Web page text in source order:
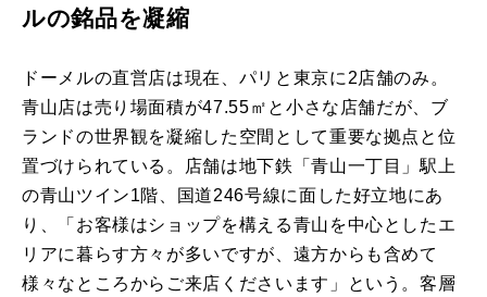
ルの銘品を凝縮
ドーメルの直営店は現在、パリと東京に2店舗のみ。
青山店は売り場面積が47.55㎡と小さな店舗だが、ブ
ランドの世界観を凝縮した空間として重要な拠点と位
置づけられている。店舗は地下鉄「青山一丁目」駅上
の青山ツイン1階、国道246号線に面した好立地にあ
り、「お客様はショップを構える青山を中心としたエ
リアに暮らす方々が多いですが、遠方からも含めて
様々なところからご来店くださいます」という。客層